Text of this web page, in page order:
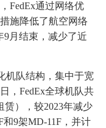
FedEx通过网络优
施降低了航空网络
9月结束，减少了近
机队结构，集中于宽
，FedEx全球机队共
赁），较2023年减少
和9架MD-11F，并计